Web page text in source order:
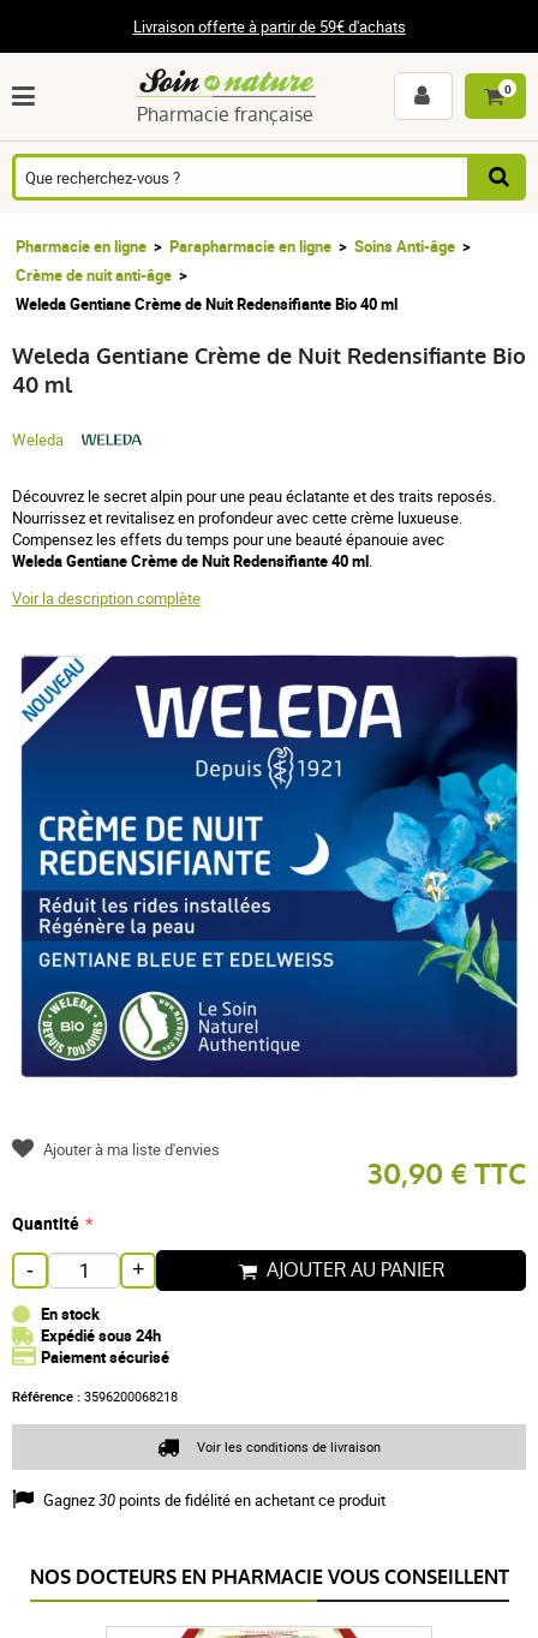
Livraison offerte à partir de 59€ d'achats
Pharmacie française
0
Pharmacie en ligne Parapharmacie en ligne
Soins Anti-âge
Crème de nuit anti-âge
Weleda Gentiane Crème de Nuit Redensifiante Bio 40 ml
Weleda Gentiane Crème de Nuit Redensifiante Bio
40 ml
Weleda
Découvrez le secret alpin pour une peau éclatante et des traits reposés.
Nourrissez et revitalisez en profondeur avec cette crème luxueuse.
Compensez les effets du temps pour une beauté épanouie avec
Weleda Gentiane Crème de Nuit Redensifiante 40 ml.
Voir la description complète
30,90 € TTC
Quantité
- + AJOUTER AU PANIER
En stock
Expédié sous 24h
Paiement sécurisé
Référence : 3596200068218
Gagnez30points de fidélité en achetant ce produit
Ajouter à ma liste d'envies
Voir les conditions de livraison
NOS DOCTEURS EN PHARMACIE VOUS CONSEILLENT